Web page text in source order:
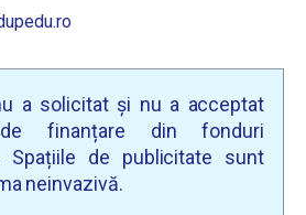
a solicitat și nu a acceptat
finanțare din fonduri
Spațiile de publicitate sunt
neinvazivă.